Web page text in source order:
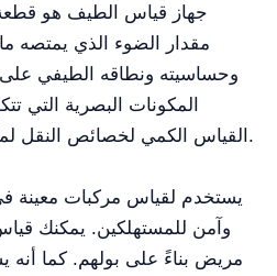
جهاز قياس الطيف هو
مقدار الضوء الذي يمتصه
وحساسيته ونطاقه الطيفي على
المكونات البصرية التي
القياس الكمي لخصائص النقل لمادة بناءً على موجة الضوء.
يستخدم لقياس مركبات معينة
وآمن للمستهلكين. يمكنك
مريض بناءً على بولهم. كما